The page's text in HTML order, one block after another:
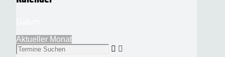
Aktueller Monat